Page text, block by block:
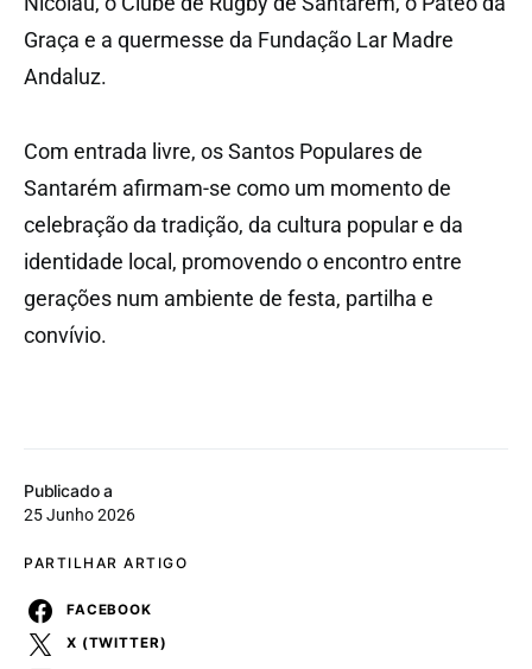
Publicado a
25 Junho 2026
PARTILHAR ARTIGO
FACEBOOK
X (TWITTER)
Graça e a quermesse da Fundação Lar Madre
Andaluz.
Com entrada livre, os Santos Populares de
Santarém afirmam-se como um momento de
celebração da tradição, da cultura popular e da
identidade local, promovendo o encontro entre
gerações num ambiente de festa, partilha e
convívio.